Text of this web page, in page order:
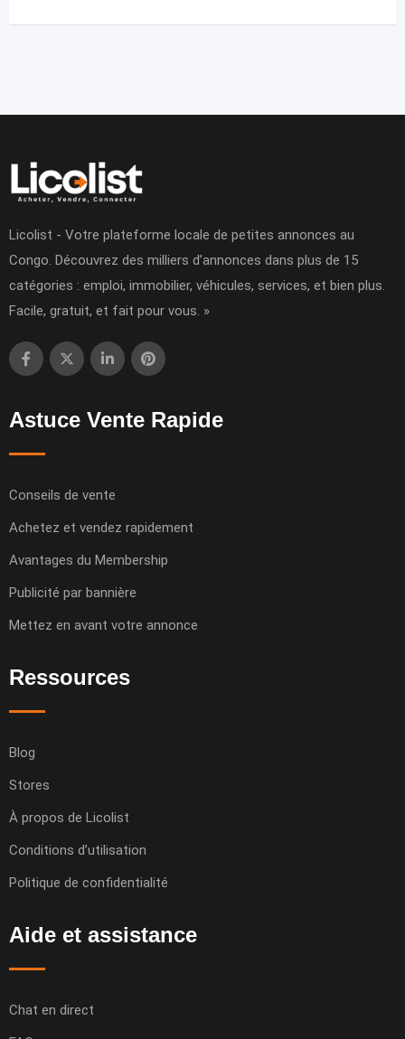
Licolist - Votre plateforme locale de petites annonces au
Congo. Découvrez des milliers d’annonces dans plus de 15
catégories : emploi, immobilier, véhicules, services, et bien plus.
Facile, gratuit, et fait pour vous. »
Astuce Vente Rapide
Conseils de vente
Achetez et vendez rapidement
Avantages du Membership
Publicité par bannière
Mettez en avant votre annonce
Ressources
Blog
Stores
À propos de Licolist
Conditions d’utilisation
Politique de confidentialité
Aide et assistance
Chat en direct